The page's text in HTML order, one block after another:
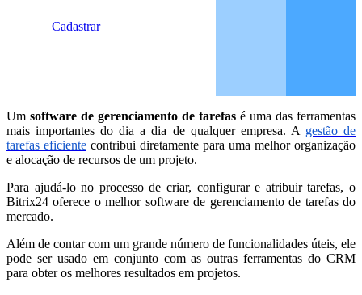
Cadastrar
Um software de gerenciamento de tarefas é uma das ferramentas
mais importantes do dia a dia de qualquer empresa. A gestão de
tarefas eficiente contribui diretamente para uma melhor organização
e alocação de recursos de um projeto.
Para ajudá-lo no processo de criar, configurar e atribuir tarefas, o
Bitrix24 oferece o melhor software de gerenciamento de tarefas do
mercado.
Além de contar com um grande número de funcionalidades úteis, ele
pode ser usado em conjunto com as outras ferramentas do CRM
para obter os melhores resultados em projetos.